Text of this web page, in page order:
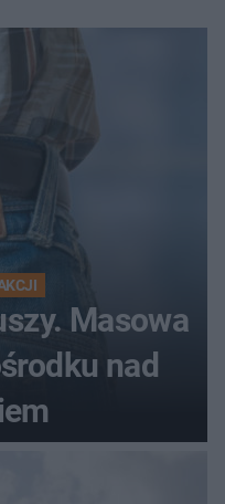
Masowa
nad